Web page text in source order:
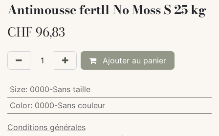
Antimousse fertll No Moss S 25 kg
CHF96,83
Ajouter au panier
Size: 0000-Sans taille
Color: 0000-Sans couleur
Conditions générales